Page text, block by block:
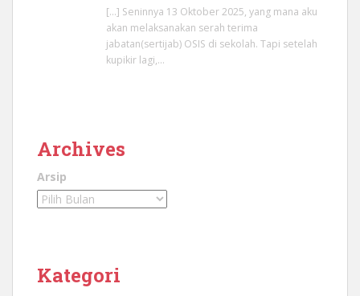
[…] Seninnya 13 Oktober 2025, yang mana aku
akan melaksanakan serah terima
jabatan(sertijab) OSIS di sekolah. Tapi setelah
kupikir lagi,…
Archives
Arsip
Kategori